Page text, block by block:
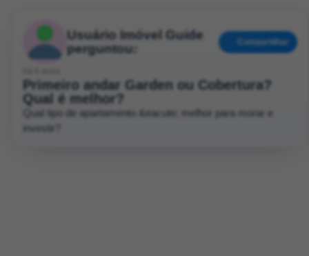
Usuário Imóvel Guide
perguntou:
Compartilhar
Primeiro andar Garden ou Cobertura?
Qual é melhor?
Qual tipo de apartamento &eacute; melhor para morar e
investir?